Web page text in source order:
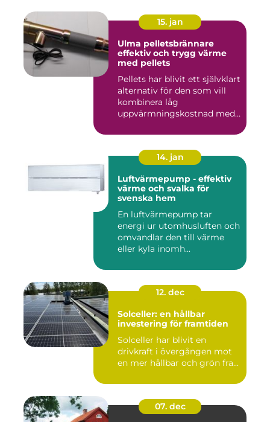
15. jan
Ulma pelletsbrännare
effektiv och trygg värme
med pellets
Pellets har blivit ett självklart
alternativ för den som vill
kombinera låg
uppvärmningskostnad med
14. jan
Luftvärmepump - effektiv
värme och svalka för
svenska hem
En luftvärmepump tar
energi ur utomhusluften och
omvandlar den till värme
eller kyla inomh...
12. dec
Solceller: en hållbar
investering för framtiden
Solceller har blivit en
drivkraft i övergången mot
en mer hållbar och grön fra...
07. dec